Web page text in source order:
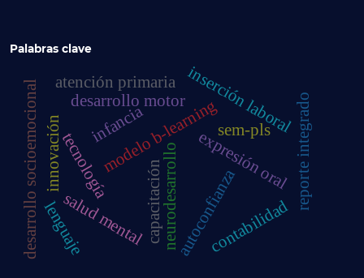
Palabras clave
modelo b-learning
tecnología capacitación
innovación
desarrollo socioemocional expresión oral
autoconfianza
inserción laboral
desarrollo motor
neurodesarrollo
salud mental
atención primaria
contabilidad
reporte integrado
sem-pls
infancia
lenguaje